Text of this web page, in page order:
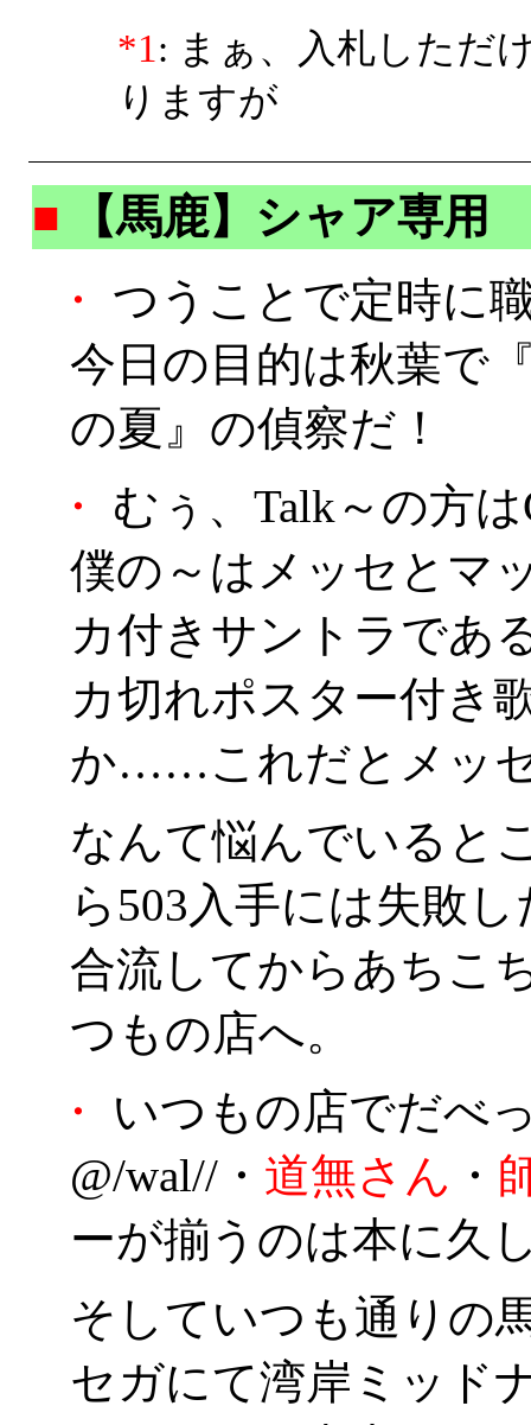
*1: まぁ、入札しただ
りますが
■
【馬鹿】シャア専用
・
つうことで定時に
今日の目的は秋葉で
の夏』の偵察だ！
・
むぅ、Talk～の方
僕の～はメッセとマ
カ付きサントラであ
カ切れポスター付き
か……これだとメッ
なんて悩んでいると
ら503入手には失敗
合流してからあちこ
つもの店へ。
・
いつもの店でだべ
@/wal//・ 道無さん ・
ーが揃うのは本に久
そしていつも通りの
セガにて湾岸ミッド